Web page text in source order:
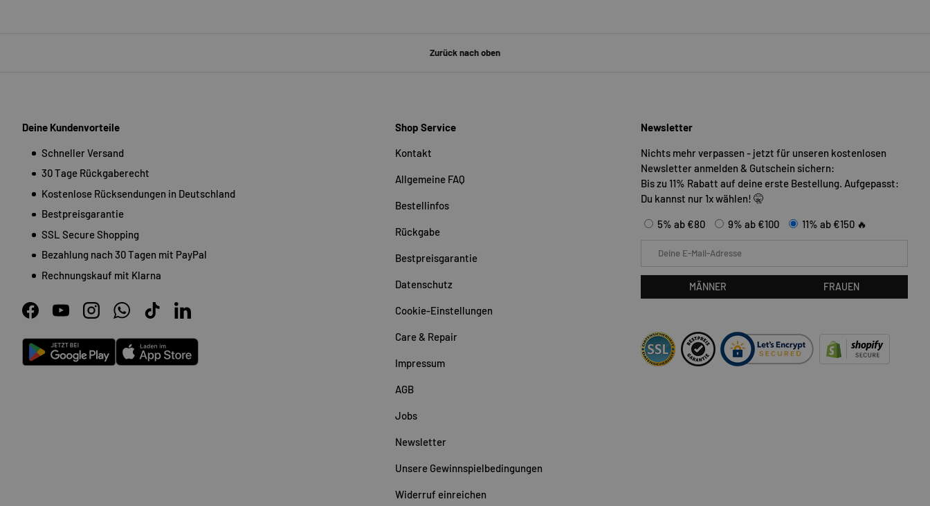
Zurück nach oben
Deine Kundenvorteile
Schneller Versand
30 Tage Rückgaberecht
Kostenlose Rücksendungen in Deutschland
Bestpreisgarantie
SSL Secure Shopping
Bezahlung nach 30 Tagen mit PayPal
Rechnungskauf mit Klarna
FacebookYouTubeInstagramWhatsAppTikTokLinkedIn
Android App Store
Shop Service
Kontakt
Allgemeine FAQ
Bestellinfos
Rückgabe
Bestpreisgarantie
Datenschutz
Cookie-Einstellungen
Care & Repair
Impressum
AGB
Jobs
Newsletter
Unsere Gewinnspielbedingungen
Widerruf einreichen
Newsletter
Nichts mehr verpassen - jetzt für unseren kostenlosen
Newsletter anmelden & Gutschein sichern:
Bis zu 11% Rabatt auf deine erste Bestellung. Aufgepasst:
Du kannst nur 1x wählen! 🤫
5% ab €80 9% ab €100 11% ab €150 🔥
MÄNNER FRAUEN